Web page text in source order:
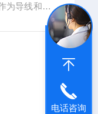
为导线和设
可广泛用于
电话咨询